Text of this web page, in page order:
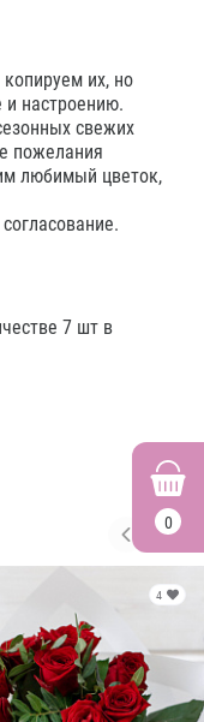
0
их, но
настроению.
свежих
пожелания
любимый цветок,
7 шт в
4